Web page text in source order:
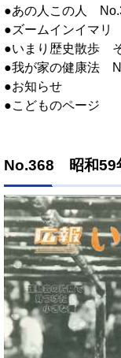
●あの人この人
●ズームインイマリ
●いまり歴史散歩
●我が家の健康法
●お知らせ
●こどものページ
No.368 昭和59